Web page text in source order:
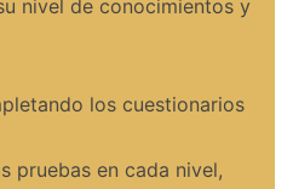
nivel de conocimientos y
los cuestionarios
pruebas en cada nivel,